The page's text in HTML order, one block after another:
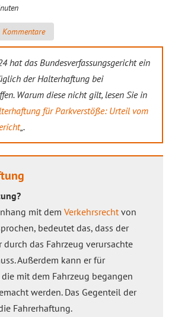
Kommentare
hat das Bundesverfassungsgericht ein
der Halterhaftung bei
Warum diese nicht gilt, lesen Sie in
für Parkverstöße: Urteil vom
„.
mit dem Verkehrsrechtvon
bedeutet das, dass der
das Fahrzeug verursachte
Außerdem kann er für
die mit dem Fahrzeug begangen
werden. Das Gegenteil der
Fahrerhaftung.